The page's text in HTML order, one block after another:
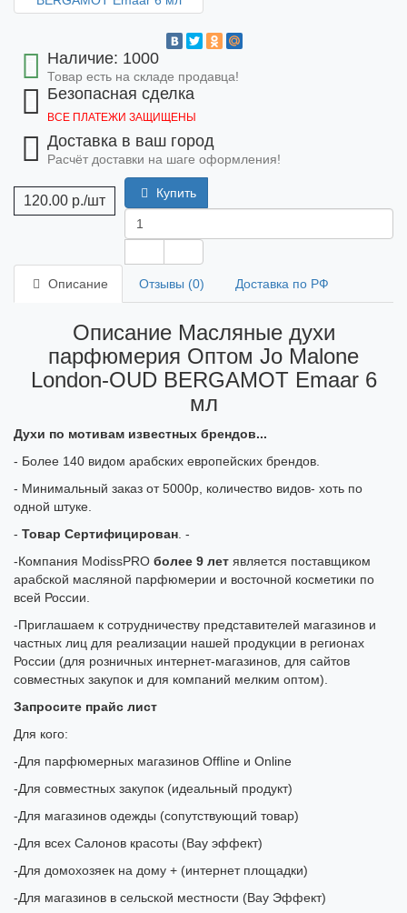
Наличие: 1000
Товар есть на складе продавца!
Безопасная сделка
ВСЕ ПЛАТЕЖИ ЗАЩИЩЕНЫ
Доставка в ваш город
Расчёт доставки на шаге оформления!
120.00 р./шт Купить
Описание Отзывы (0) Доставка по РФ
Описание Масляные духи
парфюмерия Оптом Jo Malone
London-OUD BERGAMOT Emaar 6
мл
Духи по мотивам известных брендов...
- Более 140 видом арабских европейских брендов.
- Минимальный заказ от 5000р, количество видов- хоть по
одной штуке.
- Товар Сертифицирован . -
-Компания ModissPRO более 9 лет является поставщиком
арабской масляной парфюмерии и восточной косметики по
всей России.
-Приглашаем к сотрудничеству представителей магазинов и
частных лиц для реализации нашей продукции в регионах
России (для розничных интернет-магазинов, для сайтов
совместных закупок и для компаний мелким оптом).
Запросите прайс лист
Для кого:
-Для парфюмерных магазинов Offline и Online
-Для совместных закупок (идеальный продукт)
-Для магазинов одежды (сопутствующий товар)
-Для всех Салонов красоты (Вау эффект)
-Для домохозяек на дому + (интернет площадки)
-Для магазинов в сельской местности (Вау Эффект)